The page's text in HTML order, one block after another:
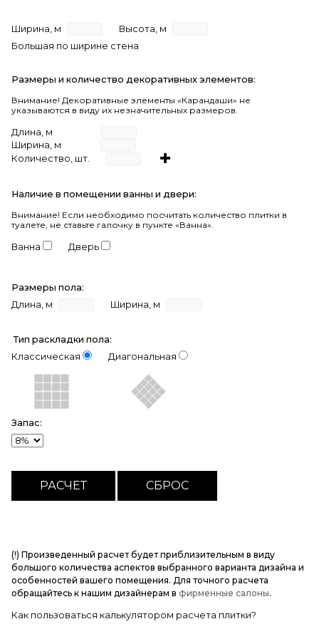
Ширина, м
Высота, м
Большая по ширине стена
Размеры и количество декоративных элементов:
Внимание! Декоративные элементы «Карандаши» не
указываются в виду их незначительных размеров.
Длина, м
Ширина, м
Количество, шт.
Наличие в помещении ванны и двери:
Внимание! Если необходимо посчитать количество плитки в
туалете, не ставьте галочку в пункте «Ванна».
Ванна Дверь
Размеры пола:
Длина, м
Ширина, м
Тип раскладки пола:
Классическая
Диагональная
Запас:
(!) Произведенный расчет будет приблизительным в виду
большого количества аспектов выбранного варианта дизайна и
особенностей вашего помещения. Для точного расчета
обращайтесь к нашим дизайнерам в фирменные салоны.
Как пользоваться калькулятором расчета плитки?